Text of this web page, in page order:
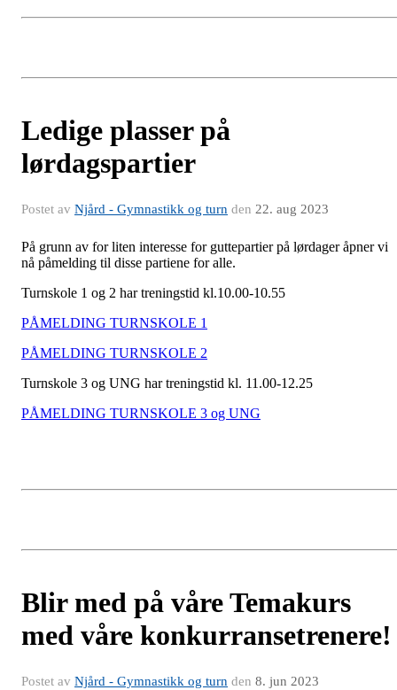
Ledige plasser på
lørdagspartier
Postet av Njård - Gymnastikk og turn den 22. aug 2023
På grunn av for liten interesse for guttepartier på lørdager åpner vi
nå påmelding til disse partiene for alle.
Turnskole 1 og 2 har treningstid kl.10.00-10.55
PÅMELDING TURNSKOLE 1
PÅMELDING TURNSKOLE 2
Turnskole 3 og UNG har treningstid kl. 11.00-12.25
PÅMELDING TURNSKOLE 3 og UNG
Blir med på våre Temakurs
med våre konkurransetrenere!
Postet av Njård - Gymnastikk og turn den 8. jun 2023